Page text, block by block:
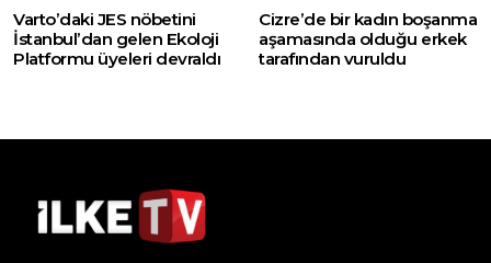
Varto’daki JES nöbetini
İstanbul’dan gelen Ekoloji
Platformu üyeleri devraldı
Cizre’de bir kadın boşanma
aşamasında olduğu erkek
tarafından vuruldu